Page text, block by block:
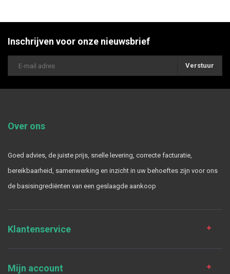
Inschrijven voor onze nieuwsbrief
Verstuur
Over ons
Goed advies, de juiste prijs, snelle levering, correcte facturatie,
bereikbaarheid, samenwerking en inzicht in uw behoeftes zijn voor ons
de basisingrediënten van een geslaagde aankoop
Klantenservice
Mijn account